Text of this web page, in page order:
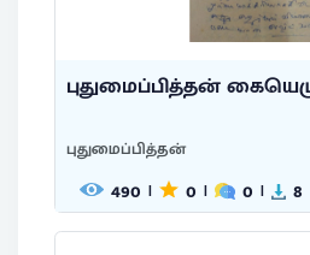
புதுமைப்பித்தன்
புதுமைப்பித்தன்
490 | 0 | 0 | 8